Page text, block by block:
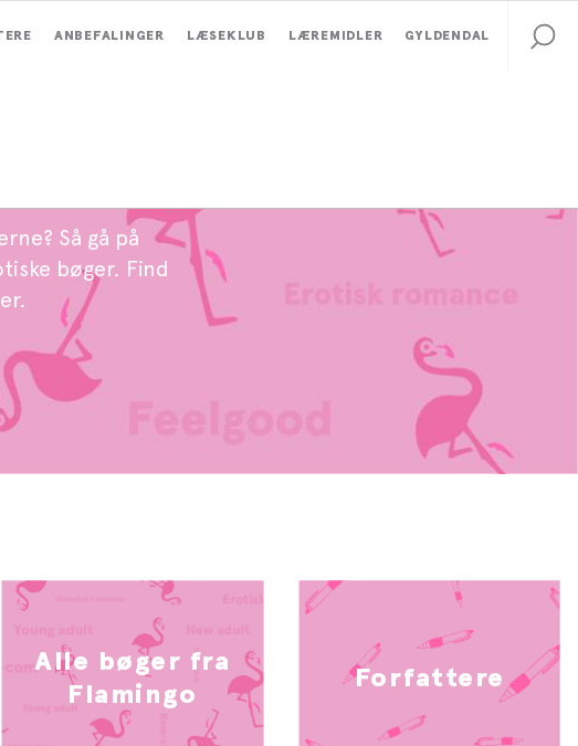
ANBEFALINGER LÆSEKLUB LÆREMIDLER GYLDENDAL
Så gå på
bøger. Find
Alle bøger fra
Flamingo
Forfattere